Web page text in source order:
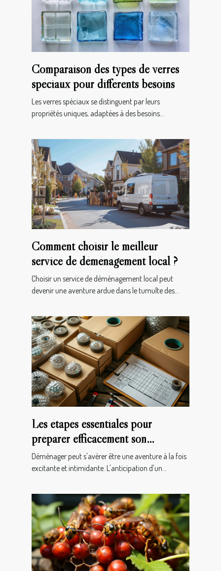
Comparaison des types de verres
spéciaux pour différents besoins
Les verres spéciaux se distinguent par leurs
propriétés uniques, adaptées à des besoins...
Comment choisir le meilleur
service de déménagement local ?
Choisir un service de déménagement local peut
devenir une aventure ardue dans le tumulte des...
Les étapes essentiales pour
préparer efficacement son
déménagement
Déménager peut s'avérer être une aventure à la fois
excitante et intimidante. L'anticipation d'un...